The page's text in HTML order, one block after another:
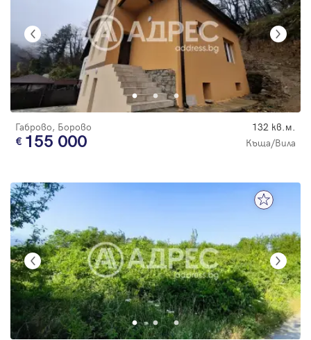
Габрово, Борово 132 кв.м.
155 000 Къща/Вила